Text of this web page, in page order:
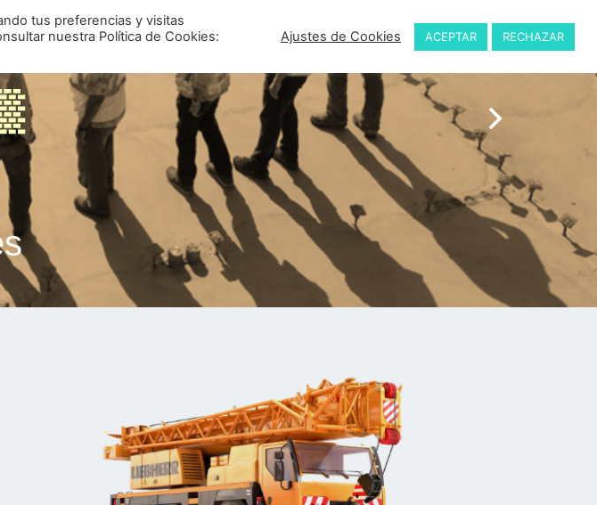
tus preferencias y visitas
nuestra Política de Cookies:
Ajustes de Cookies ACEPTAR RECHAZAR